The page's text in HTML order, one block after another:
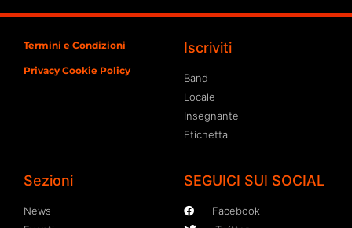
Termini e Condizioni
Privacy Cookie Policy
Iscriviti
Band
Locale
Insegnante
Etichetta
Sezioni
News
SEGUICI SUI SOCIAL
Facebook